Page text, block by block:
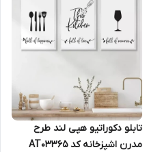
تابلو دکوراتیو هپی لند طرح
مدرن اشپزخانه کد AT03365